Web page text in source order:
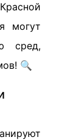
могут
сред,
🔍